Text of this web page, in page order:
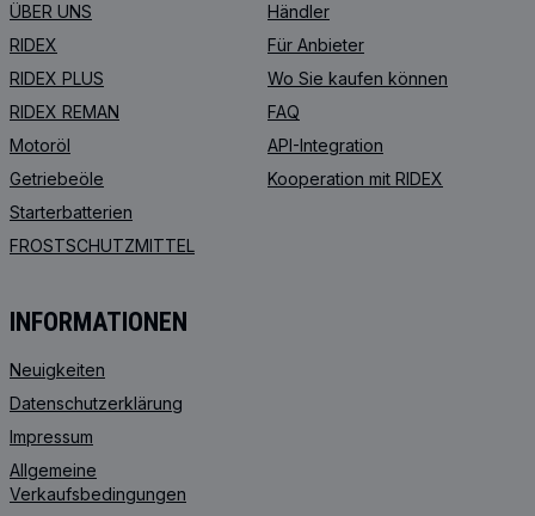
ÜBER UNS
RIDEX
RIDEX PLUS
RIDEX REMAN
Motoröl
Getriebeöle
Starterbatterien
FROSTSCHUTZMITTEL
Händler
Für Anbieter
Wo Sie kaufen können
FAQ
API-Integration
Kooperation mit RIDEX
INFORMATIONEN
Neuigkeiten
Datenschutzerklärung
Impressum
Allgemeine
Verkaufsbedingungen